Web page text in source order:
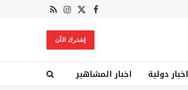
فيسبوك
X
الانستغرام
RSS
إشترك الآن
اخبار دولية اخبار المشاهير